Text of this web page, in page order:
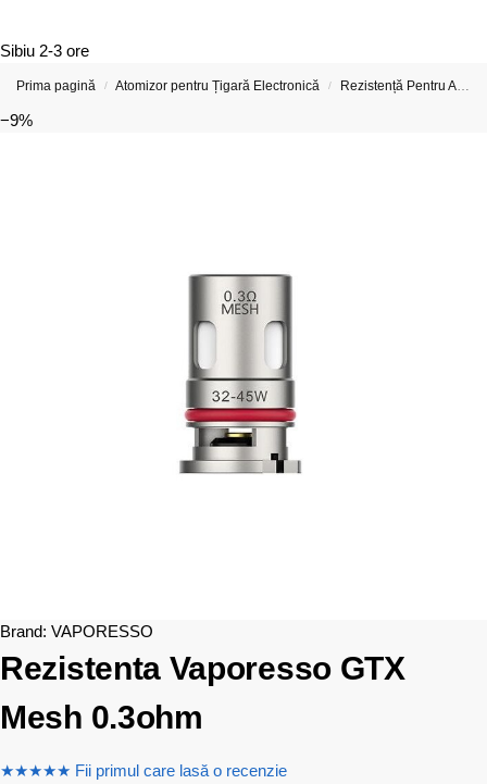
Sibiu 2-3 ore
Prima pagină / Atomizor pentru Țigară Electronică / Rezistență Pentru Atomizor De Țigară Electronică
−9%
Brand: VAPORESSO
Rezistenta Vaporesso GTX
Mesh 0.3ohm
★★★★★ Fii primul care lasă o recenzie